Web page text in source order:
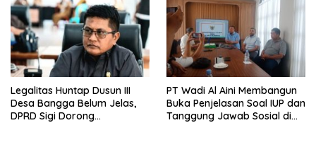
Legalitas Huntap Dusun III
Desa Bangga Belum Jelas,
DPRD Sigi Dorong
PT Wadi Al Aini Membangun
Buka Penjelasan Soal IUP dan
Tanggung Jawab Sosial di